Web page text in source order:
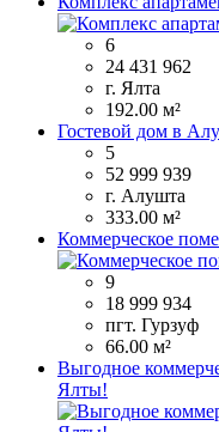
6
24 431 962
г. Ялта
192.00 м²
Гостевой дом в
5
52 999 939
г. Алушта
333.00 м²
Коммерческое
9
18 999 934
пгт. Гурзуф
66.00 м²
Выгодное
Ялты!